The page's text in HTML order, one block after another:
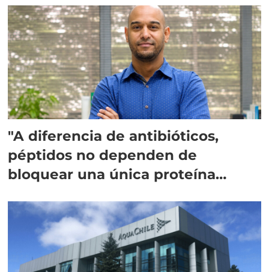
"A diferencia de antibióticos,
péptidos no dependen de
bloquear una única proteína